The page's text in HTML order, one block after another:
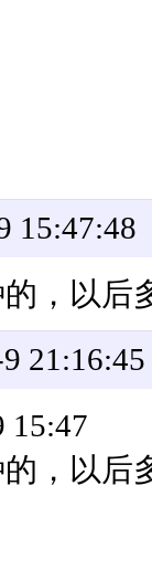
15:47:48
，以后
21:16:45
15:47
，以后